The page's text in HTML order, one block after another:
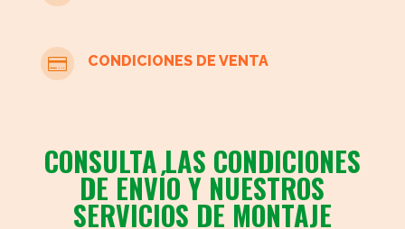
 CONDICIONES DE VENTA
CONSULTA LAS CONDICIONES
DE ENVÍO Y NUESTROS
SERVICIOS DE MONTAJE